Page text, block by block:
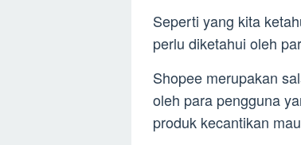
Seperti yang kita
perlu diketahui oleh
Shopee merupakan
oleh para pengguna
produk kecantikan